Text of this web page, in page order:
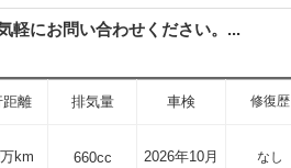
軽にお問い合わせください。...
距離 排気量 車検 修復歴
km 660cc 2026年10月 なし